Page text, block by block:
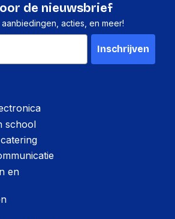
243 millimeter
26 millimeter
5 stuks
school
en
de nieuwsbrief
acties, en meer!
Inschrijven